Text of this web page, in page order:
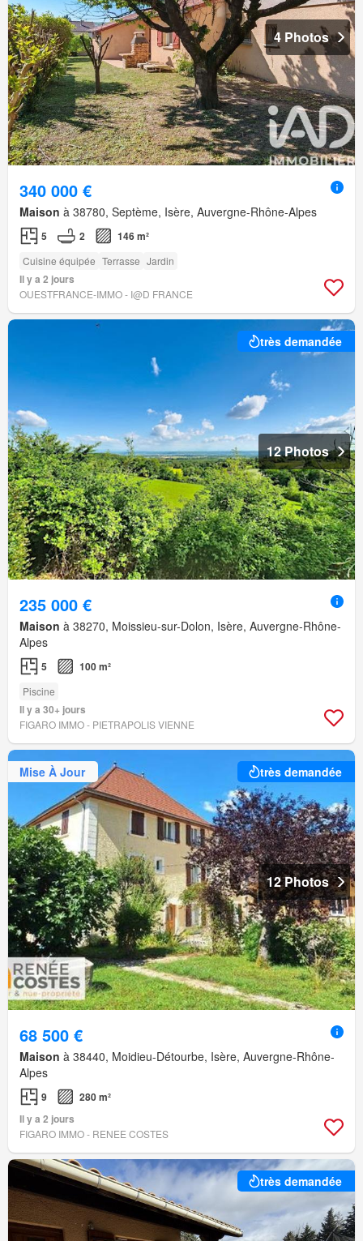
4 Photos
340 000 €
Maison à 38780, Septème, Isère, Auvergne-Rhône-Alpes
5 2 146 m²
Cuisine équipée Terrasse Jardin
Il y a 2 jours
OUESTFRANCE-IMMO - I@D FRANCE
très demandée
12 Photos
235 000 €
Maison à 38270, Moissieu-sur-Dolon, Isère, Auvergne-Rhône-
Alpes
5 100 m²
Piscine
Il y a 30+ jours
FIGARO IMMO - PIETRAPOLIS VIENNE
Mise À Jour très demandée
12 Photos
68 500 €
Maison à 38440, Moidieu-Détourbe, Isère, Auvergne-Rhône-
Alpes
9
280 m²
Il y a 2 jours
FIGARO IMMO - RENEE COSTES
très demandée